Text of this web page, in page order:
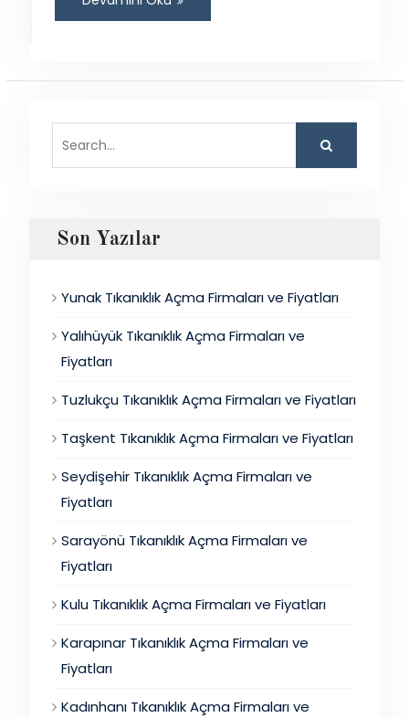
Son Yazılar
Yunak Tıkanıklık Açma Firmaları ve Fiyatları
Yalıhüyük Tıkanıklık Açma Firmaları ve
Fiyatları
Tuzlukçu Tıkanıklık Açma Firmaları ve Fiyatları
Taşkent Tıkanıklık Açma Firmaları ve Fiyatları
Seydişehir Tıkanıklık Açma Firmaları ve
Fiyatları
Sarayönü Tıkanıklık Açma Firmaları ve
Fiyatları
Kulu Tıkanıklık Açma Firmaları ve Fiyatları
Karapınar Tıkanıklık Açma Firmaları ve
Fiyatları
Kadınhanı Tıkanıklık Açma Firmaları ve